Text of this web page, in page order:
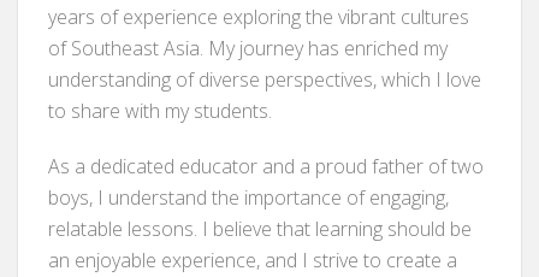
years of experience exploring the vibrant cultures
of Southeast Asia. My journey has enriched my
understanding of diverse perspectives, which I love
to share with my students.
As a dedicated educator and a proud father of two
boys, I understand the importance of engaging,
relatable lessons. I believe that learning should be
an enjoyable experience, and I strive to create a